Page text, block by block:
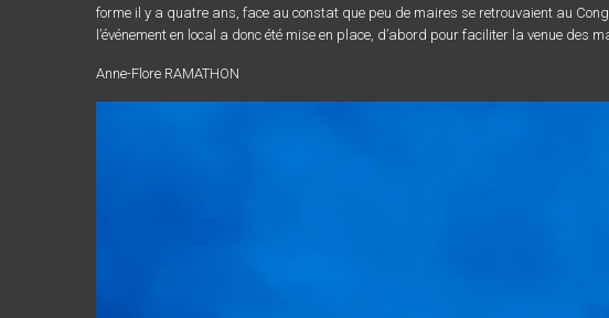
forme il y a quatre ans, face au constat que peu de maires se retrouvaient au
l’événement en local a donc été mise en place, d’abord pour faciliter la venue
Anne-Flore RAMATHON